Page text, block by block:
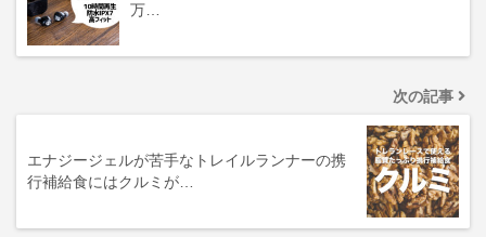
万…
次の記事
エナジージェルが苦手なトレイルランナーの携
行補給食にはクルミが…